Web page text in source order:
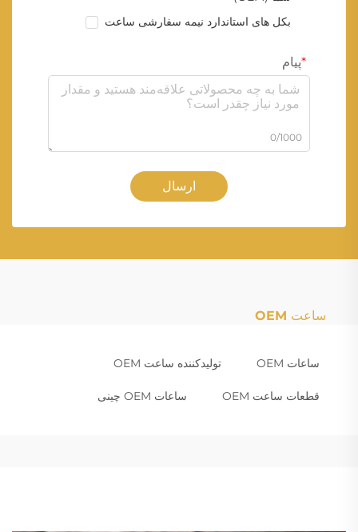
بکل های استاندارد نیمه سفارشی ساعت
پیام
0/1000
ارسال
ساعت OEM
ساعات OEM تولیدکننده ساعت OEM
قطعات ساعت OEM ساعات OEM چینی